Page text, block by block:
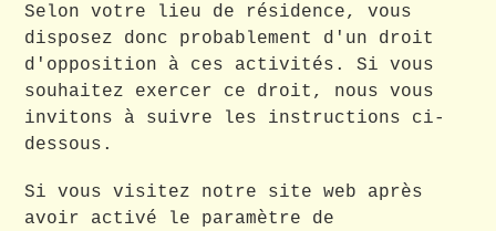
Selon votre lieu de résidence, vous
disposez donc probablement d'un droit
d'opposition à ces activités. Si vous
souhaitez exercer ce droit, nous vous
invitons à suivre les instructions ci-
dessous.
Si vous visitez notre site web après
avoir activé le paramètre de